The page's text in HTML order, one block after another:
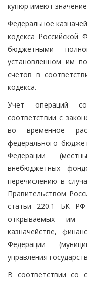
купюр имеют
Федеральное
кодекса
бюджетными
установленном им
счетов в
кодекса.
Учет операций
соответствии с
во временное
федерального
Федерации
внебюджетных
перечислению в
Правительством
статьи 220.1 БК РФ
открываемых им
казначействе,
Федерации
управления
В соответствии со